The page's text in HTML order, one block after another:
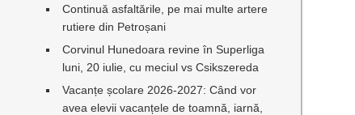
Continuă asfaltările, pe mai multe artere
rutiere din Petroșani
Corvinul Hunedoara revine în Superliga
luni, 20 iulie, cu meciul vs Csikszereda
Vacanțe școlare 2026-2027: Când vor
avea elevii vacanțele de toamnă, iarnă,